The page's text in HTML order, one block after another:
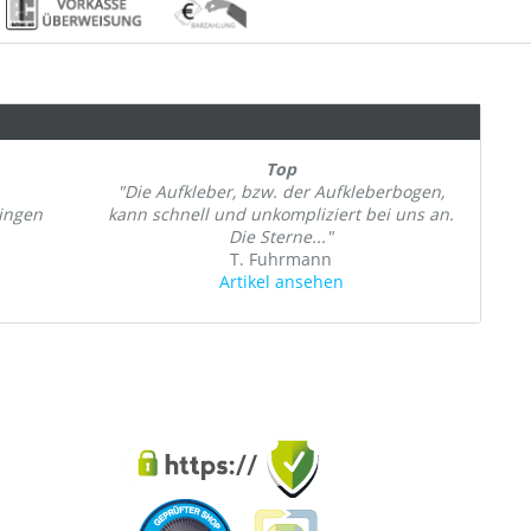
Top
"Die Aufkleber, bzw. der Aufkleberbogen,
kann schnell und unkompliziert bei uns an.
Die Sterne..."
T. Fuhrmann
Artikel ansehen